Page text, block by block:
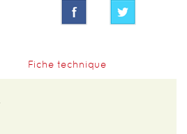
Fiche technique